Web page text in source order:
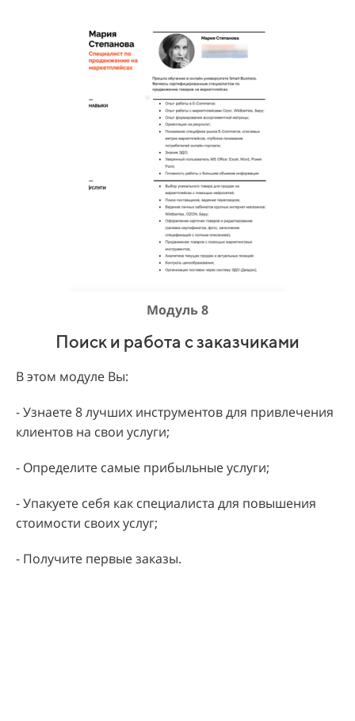
Модуль 8
Поиск и работа с заказчиками
В этом модуле Вы:
- Узнаете 8 лучших инструментов для привлечения
клиентов на свои услуги;
- Определите самые прибыльные услуги;
- Упакуете себя как специалиста для повышения
стоимости своих услуг;
- Получите первые заказы.